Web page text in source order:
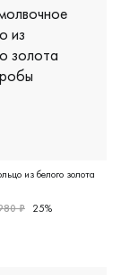
из белого золота
₽ 25%